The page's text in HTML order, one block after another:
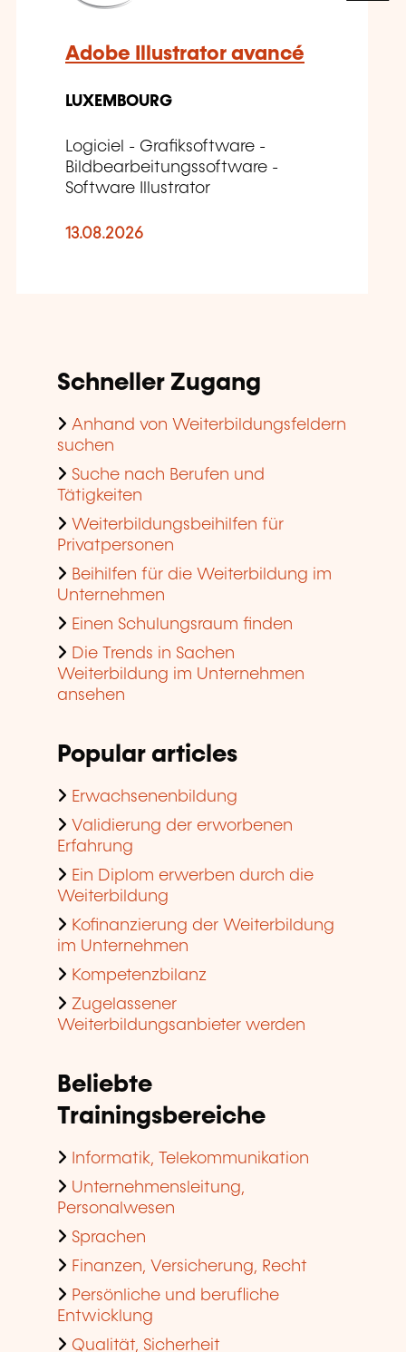
Adobe Illustrator avancé
LUXEMBOURG
Logiciel - Grafiksoftware -
Bildbearbeitungssoftware -
Software Illustrator
13.08.2026
Schneller Zugang
Anhand von Weiterbildungsfeldern
suchen
Suche nach Berufen und
Tätigkeiten
Weiterbildungsbeihilfen für
Privatpersonen
Beihilfen für die Weiterbildung im
Unternehmen
Einen Schulungsraum finden
Die Trends in Sachen
Weiterbildung im Unternehmen
ansehen
Popular articles
Erwachsenenbildung
Validierung der erworbenen
Erfahrung
Ein Diplom erwerben durch die
Weiterbildung
Kofinanzierung der Weiterbildung
im Unternehmen
Kompetenzbilanz
Zugelassener
Weiterbildungsanbieter werden
Beliebte
Trainingsbereiche
Informatik, Telekommunikation
Unternehmensleitung,
Personalwesen
Sprachen
Finanzen, Versicherung, Recht
Persönliche und berufliche
Entwicklung
Qualität, Sicherheit